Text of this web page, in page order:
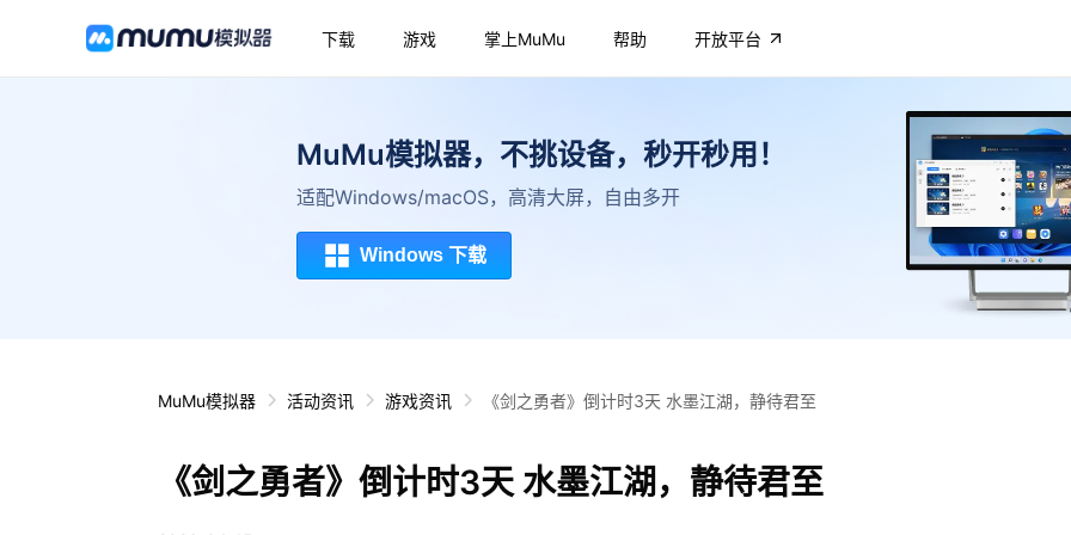
下载 游戏 掌上MuMu 帮助 开放平台
MuMu模拟器，不挑设备，秒开秒用！
适配Windows/macOS，高清大屏，自由多开
Windows 下载
MuMu模拟器 活动资讯 游戏资讯 《剑之勇者》倒计时3天 水墨江湖，静待君至
《剑之勇者》倒计时3天 水墨江湖，静待君至